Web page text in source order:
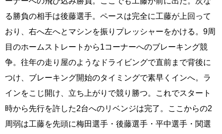
る勝負の相手は後藤選手。ペースは完全に工藤が上回って
おり、右へ左へとマシンを振りプレッシャーをかける。9周
目のホームストレートから1コーナーへのブレーキング競
争。往年の走り屋のようなドライビングで直前まで背後に
つけ、ブレーキング開始のタイミングで素早くインへ。ラ
インをこじ開け、立ち上がりで競り勝つ。これでスタート
時から先行を許した2台へのリベンジは完了。ここからの2
周弱は工藤を先頭に梅田選手・後藤選手・平中選手・関選